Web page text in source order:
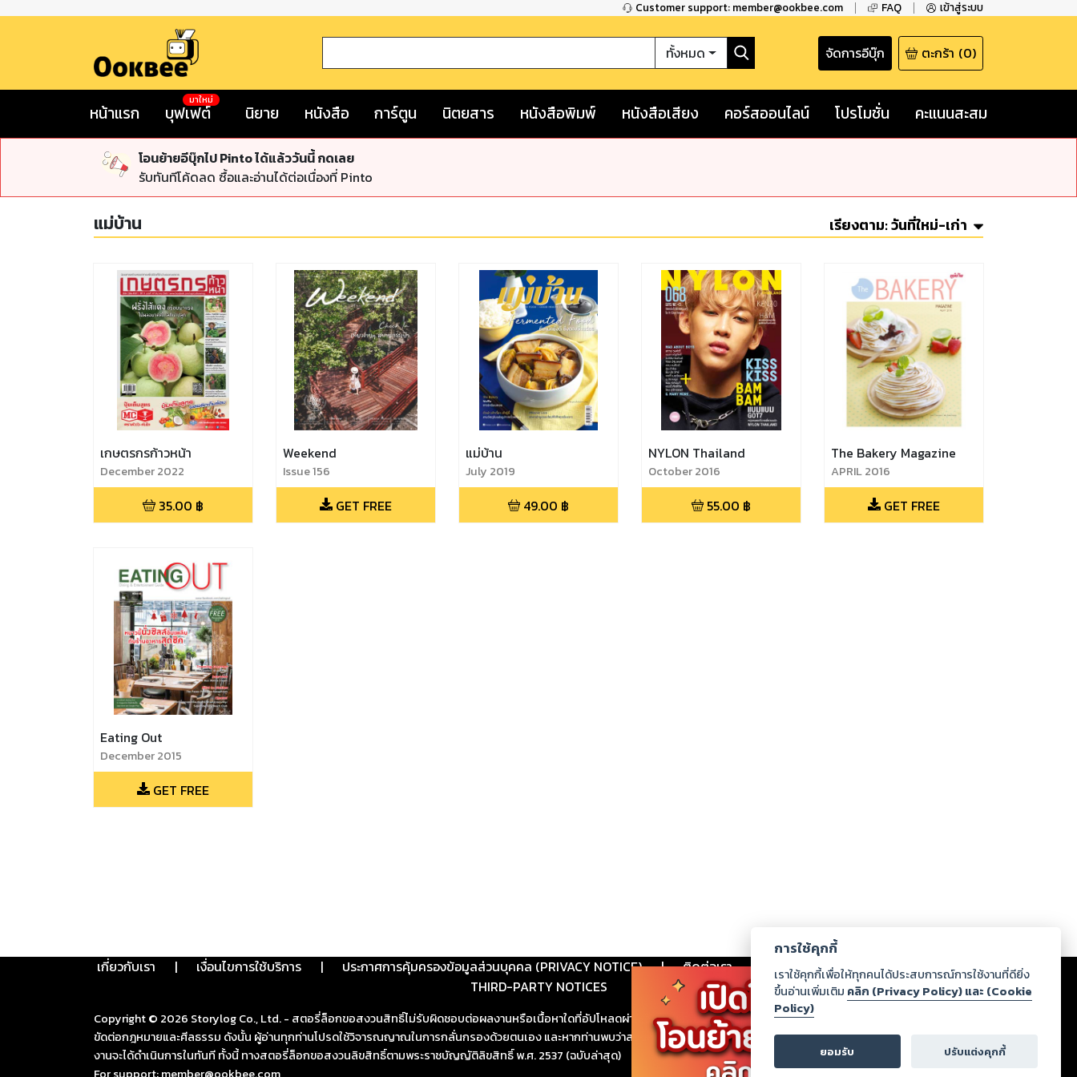
Customer support: member@ookbee.com FAQ เข้าสู่ระบบ
ทั้งหมด จัดการอีบุ๊ก ตะกร้า (0)
หน้าแรก บุฟเฟต์
มาใหม่
นิยาย หนังสือ การ์ตูน นิตยสาร หนังสือพิมพ์ หนังสือเสียง คอร์สออนไลน์ โปรโมชั่น คะแนนสะสม
โอนย้ายอีบุ๊กไป Pinto ได้แล้ววันนี้ กดเลย
รับทันทีโค้ดลด ซื้อและอ่านได้ต่อเนื่องที่ Pinto
แม่บ้าน เรียงตาม:วันที่ใหม่-เก่า
เกษตรกรก้าวหน้า
December 2022
35.00 ฿
Weekend
Issue 156
GET FREE
แม่บ้าน
July 2019
49.00 ฿
NYLON Thailand
October 2016
55.00 ฿
The Bakery Magazine
APRIL 2016
GET FREE
Eating Out
December 2015
GET FREE
เกี่ยวกับเรา | เงื่อนไขการใช้บริการ | ประกาศการคุ้มครองข้อมูลส่วนบุคคล (PRIVACY NOTICE) | ติดต่อเรา ร่วมงานกับเรา ดาวน์โหลด
THIRD-PARTY NOTICES
Copyright © 2026 Storylog Co., Ltd. - สตอรี่ล็อกขอสงวนสิทธิ์ไม่รับผิดชอบต่อผลงานหรือเนื้อหาใดที่อัปโหลดผ่านเว็บไซต์และปรากฏว่าละเมิดสิทธิในทรัพย์สินทางปัญญาของบุคคลอื่นหรือ
ขัดต่อกฎหมายและศีลธรรม ดังนั้น ผู้อ่านทุกท่านโปรดใช้วิจารณญาณในการกลั่นกรองด้วยตนเอง และหากท่านพบว่าส่วนหนึ่งส่วนใดขัดต่อกฎหมายและศีลธรรม กรุณาแจ้งมายังบริษัท เพื่อทีม
งานจะได้ดำเนินการในทันที ทั้งนี้ ทางสตอรี่ล็อกขอสงวนลิขสิทธิ์ตามพระราชบัญญัติลิขสิทธิ์ พ.ศ. 2537 (ฉบับล่าสุด)
การใช้คุกกี้
เราใช้คุกกี้เพื่อให้ทุกคนได้ประสบการณ์การใช้งานที่ดียิ่ง
ขึ้นอ่านเพิ่มเติม คลิก (Privacy Policy) และ (Cookie
Policy)
ยอมรับ ปรับแต่งคุกกี้